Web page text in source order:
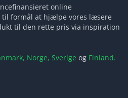
online
formål at hjælpe vores læsere
til den rette pris via inspiration
Norge, Sverige og Finland.